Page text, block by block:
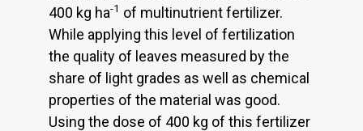
400 kg ha-1 of multinutrient fertilizer.
While applying this level of fertilization
the quality of leaves measured by the
share of light grades as well as chemical
properties of the material was good.
Using the dose of 400 kg of this fertilizer